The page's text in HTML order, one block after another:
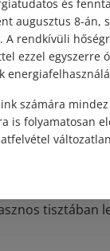
jóval több,
amely
és a
tisztában
és
augusztus 8-án,
A rendkívüli
ezzel egyszerre
számára
is folyamatosan